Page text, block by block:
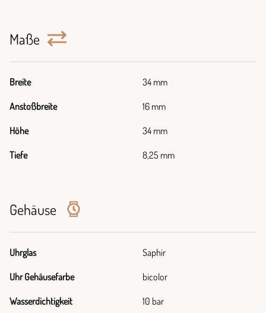
Maße
Breite 34 mm
Anstoßbreite 16 mm
Höhe 34 mm
Tiefe 8,25 mm
Gehäuse
Uhrglas Saphir
Uhr Gehäusefarbe bicolor
Wasserdichtigkeit 10 bar